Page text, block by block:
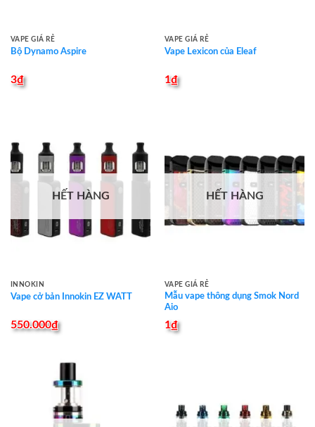
VAPE GIÁ RẺ
Bộ Dynamo Aspire
3₫
VAPE GIÁ RẺ
Vape Lexicon của Eleaf
1₫
HẾT HÀNG
INNOKIN
Vape cở bản Innokin EZ WATT
550.000₫
HẾT HÀNG
VAPE GIÁ RẺ
Mẫu vape thông dụng Smok Nord
Aio
1₫